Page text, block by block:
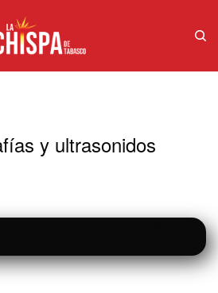
y ultrasonidos